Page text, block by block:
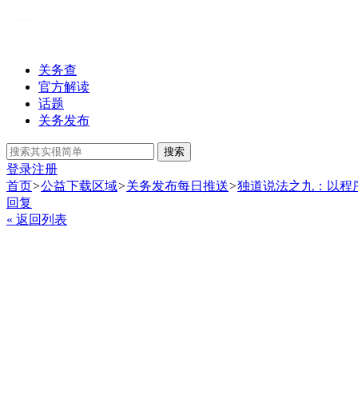
关务查
官方解读
话题
关务发布
搜索
登录注册
首页>公益下载区域>关务发布每日推送>独道说法之九：以程
回复
« 返回列表